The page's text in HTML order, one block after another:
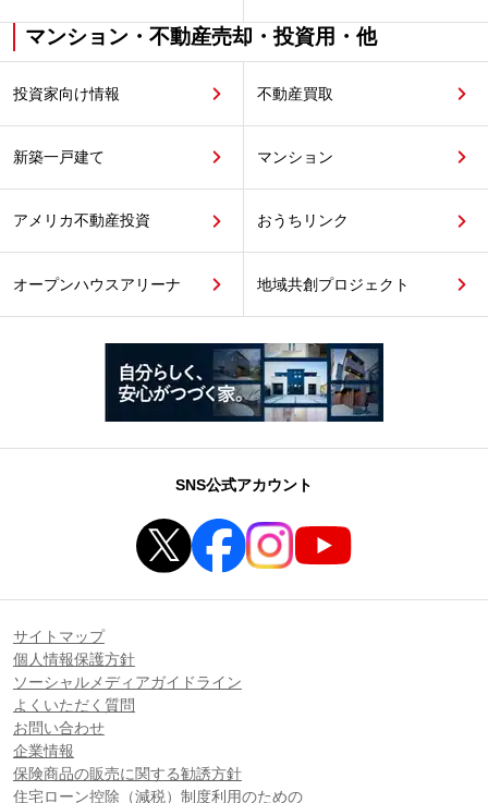
マンション・不動産売却・投資用・他
投資家向け情報 不動産買取
新築一戸建て マンション
アメリカ不動産投資 おうちリンク
オープンハウスアリーナ 地域共創プロジェクト
SNS公式アカウント
サイトマップ
個人情報保護方針
ソーシャルメディアガイドライン
よくいただく質問
お問い合わせ
企業情報
保険商品の販売に関する勧誘方針
住宅ローン控除（減税）制度利用のための